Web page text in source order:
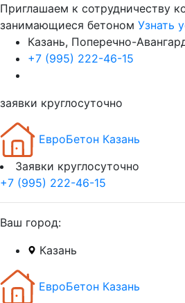
Приглашаем к сотрудничеству
занимающиеся бетоном Узнать
Казань, Поперечно-
+7 (995) 222-46-15
заявки круглосуточно
ЕвроБетон Казань
Заявки круглосуточно
+7 (995) 222-46-15
Ваш город:
Казань
ЕвроБетон Казань